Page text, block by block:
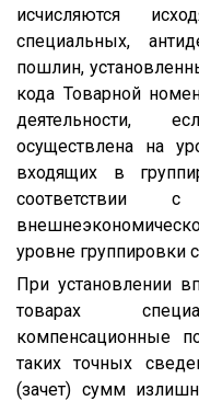
исчисляются
специальных,
пошлин,
кода Товарной
деятельности,
осуществлена на
входящих в
соответствии с
уровне группировки
При установлении
товарах
компенсационные
таких точных
(зачет) сумм